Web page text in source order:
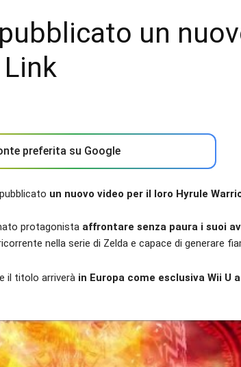
un
preferita su Google
un nuovo video per il loro Hyrule
protagonista affrontare senza paura i suoi
nella serie di Zelda e capace di generare
il titolo arriverà in Europa come esclusiva Wii U